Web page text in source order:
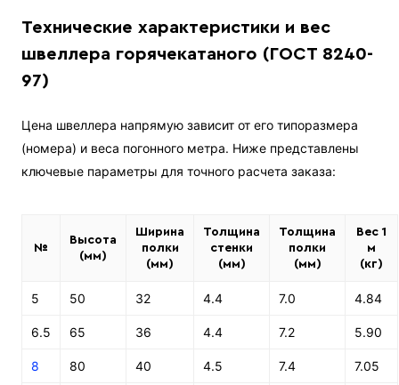
Технические характеристики и вес
швеллера горячекатаного (ГОСТ 8240-
97)
Цена швеллера напрямую зависит от его типоразмера
(номера) и веса погонного метра. Ниже представлены
ключевые параметры для точного расчета заказа:
№
Высота
(мм)
Ширина
полки
(мм)
Толщина
стенки
(мм)
Толщина
полки
(мм)
Вес 1
м
(кг)
5 50 32 4.4 7.0 4.84
6.5 65 36 4.4 7.2 5.90
8 80 40 4.5 7.4 7.05